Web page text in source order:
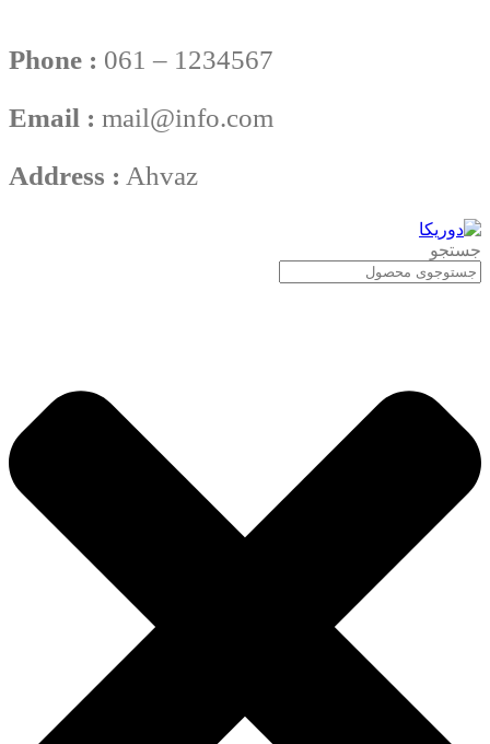
Phone : 061 – 1234567
Email : mail@info.com
Address : Ahvaz
جستجو